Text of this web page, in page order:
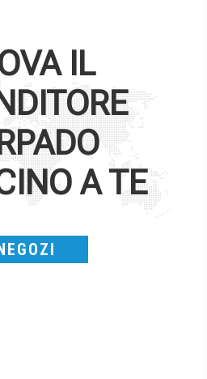
IL
A TE